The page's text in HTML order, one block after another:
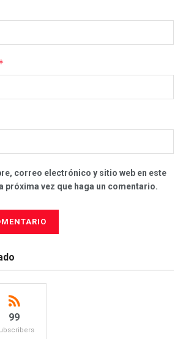
correo electrónico y sitio web en este
próxima vez que haga un comentario.
99